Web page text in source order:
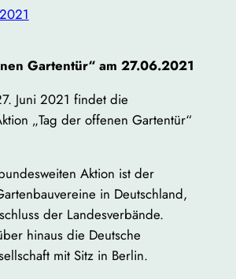
Gartentür“ am 27.06.2021
Juni 2021 findet die
„Tag der offenen Gartentür“
Aktion ist der
in Deutschland,
der Landesverbände.
hinaus die Deutsche
mit Sitz in Berlin.